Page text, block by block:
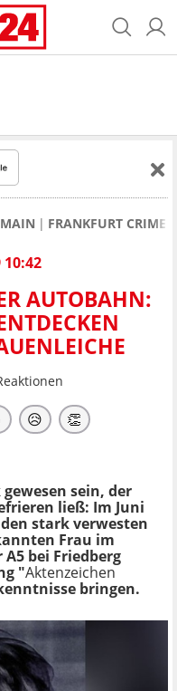
FRANKFURT CRIME
10:42
AUTOBAHN:
😥 👏
sein, der
ließ: Im Juni
stark verwesten
Frau im
bei Friedberg
"Aktenzeichen
bringen.